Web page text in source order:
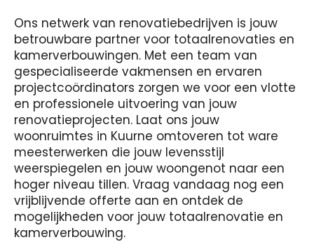
Ons netwerk van renovatiebedrijven is jouw
betrouwbare partner voor totaalrenovaties en
kamerverbouwingen. Met een team van
gespecialiseerde vakmensen en ervaren
projectcoördinators zorgen we voor een vlotte
en professionele uitvoering van jouw
renovatieprojecten. Laat ons jouw
woonruimtes in Kuurne omtoveren tot ware
meesterwerken die jouw levensstijl
weerspiegelen en jouw woongenot naar een
hoger niveau tillen. Vraag vandaag nog een
vrijblijvende offerte aan en ontdek de
mogelijkheden voor jouw totaalrenovatie en
kamerverbouwing.